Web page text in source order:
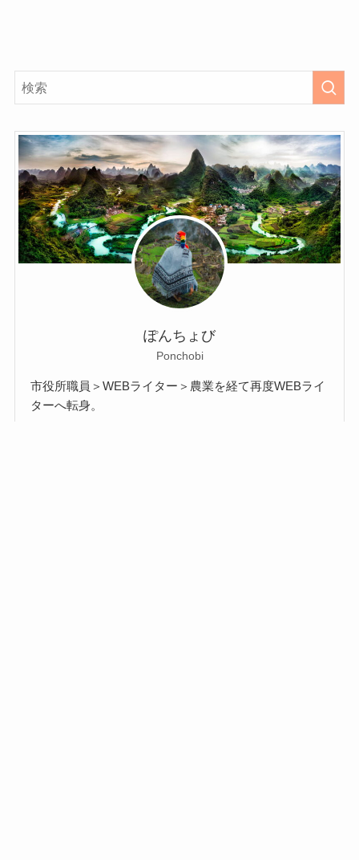
ぽんちょび
Ponchobi
市役所職員＞WEBライター＞農業を経て再度WEBライ
ターへ転身。